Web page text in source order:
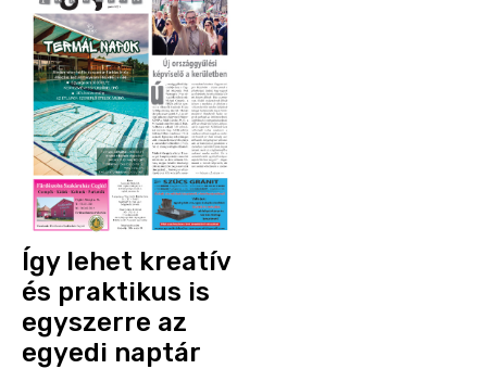
Így lehet kreatív
és praktikus is
egyszerre az
egyedi naptár